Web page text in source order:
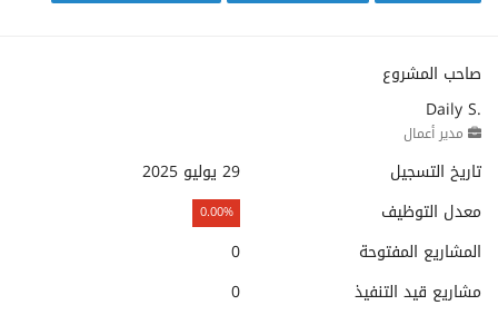
صاحب المشروع
Daily S.
مدير أعمال
تاريخ التسجيل
29 يوليو 2025
معدل التوظيف
0.00%
المشاريع المفتوحة
0
مشاريع قيد التنفيذ
0